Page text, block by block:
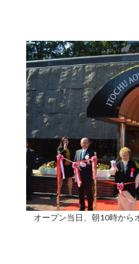
オープン当日、朝10時から